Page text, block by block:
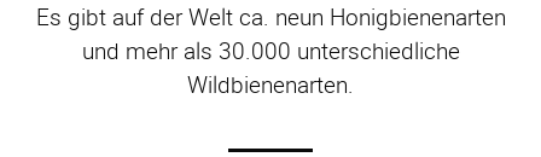
Es gibt auf der Welt ca. neun Honigbienenarten
und mehr als 30.000 unterschiedliche
Wildbienenarten.